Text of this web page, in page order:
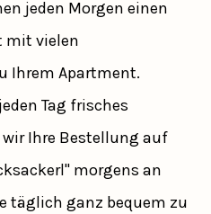
jeden Morgen einen
mit vielen
Ihrem Apartment.
Tag frisches
wir Ihre Bestellung auf
morgens an
täglich ganz bequem zu